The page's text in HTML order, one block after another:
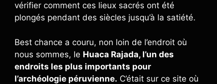
vérifier comment ces lieux sacrés ont été
plongés pendant des siècles jusqu’à la satiété.
Best chance a couru, non loin de l’endroit où
nous sommes, le Huaca Rajada, l’un des
endroits les plus importants pour
l’archéologie péruvienne. C’était sur ce site où